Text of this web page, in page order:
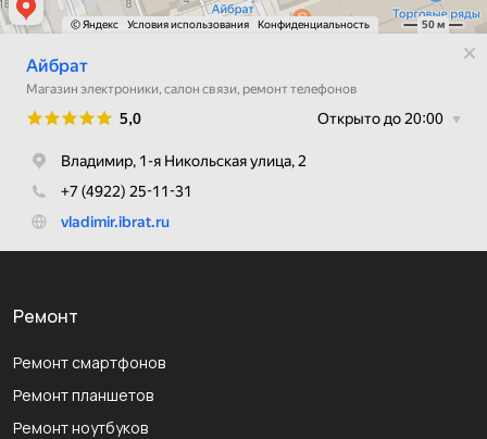
Ремонт
Ремонт смартфонов
Ремонт планшетов
Ремонт ноутбуков